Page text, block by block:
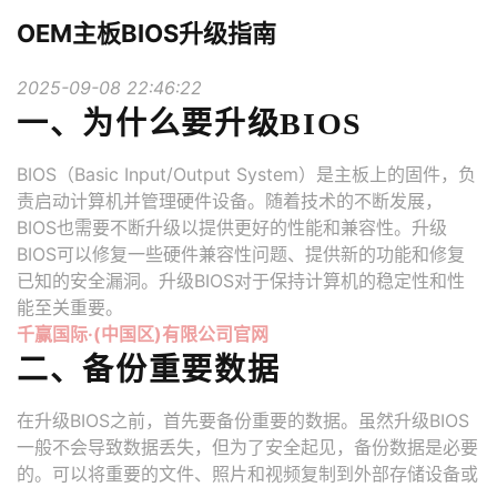
OEM主板BIOS升级指南
2025-09-08 22:46:22
一、为什么要升级BIOS
BIOS（Basic Input/Output System）是主板上的固件，负
责启动计算机并管理硬件设备。随着技术的不断发展，
BIOS也需要不断升级以提供更好的性能和兼容性。升级
BIOS可以修复一些硬件兼容性问题、提供新的功能和修复
已知的安全漏洞。升级BIOS对于保持计算机的稳定性和性
能至关重要。
千赢国际·(中国区)有限公司官网
二、备份重要数据
在升级BIOS之前，首先要备份重要的数据。虽然升级BIOS
一般不会导致数据丢失，但为了安全起见，备份数据是必要
的。可以将重要的文件、照片和视频复制到外部存储设备或